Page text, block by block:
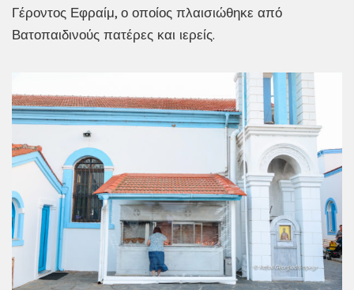
Γέροντος Εφραίμ, ο οποίος πλαισιώθηκε από
Βατοπαιδινούς πατέρες και ιερείς.